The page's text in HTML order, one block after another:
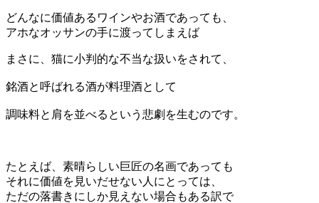
どんなに価値あるワインやお酒であっても、
アホなオッサンの手に渡ってしまえば
まさに、猫に小判的な不当な扱いをされて、
銘酒と呼ばれる酒が料理酒として
調味料と肩を並べるという悲劇を生むのです。
たとえば、素晴らしい巨匠の名画であっても
それに価値を見いだせない人にとっては、
ただの落書きにしか見えない場合もある訳で